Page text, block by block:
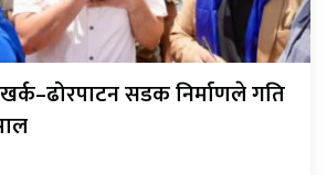
सडक निर्माणले गति